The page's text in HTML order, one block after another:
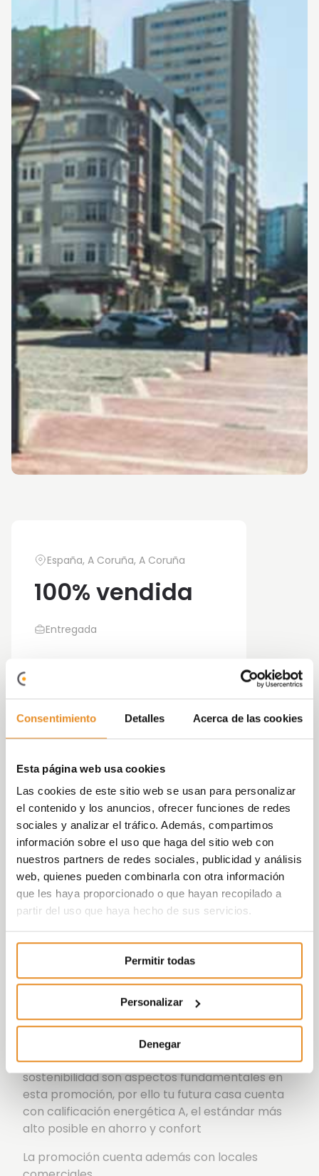
Consentimiento Detalles Acerca de las cookies
Esta página web usa cookies
Las cookies de este sitio web se usan para personalizar
el contenido y los anuncios, ofrecer funciones de redes
sociales y analizar el tráfico. Además, compartimos
información sobre el uso que haga del sitio web con
nuestros partners de redes sociales, publicidad y análisis
web, quienes pueden combinarla con otra información
que les haya proporcionado o que hayan recopilado a
partir del uso que haya hecho de sus servicios.
Permitir todas
Personalizar
Denegar
España, A Coruña, A Coruña
100% vendida
Entregada
¿Te gusta vivir en el centro de A Coruña en la
casa con la que siempre has soñado? Gracias a
Vega, tu sueño ya es una realidad. Pisos en A
Coruña de primera calidad que te permitirá vivir
en una de las mejores zonas de la ciudad, a
escasos minutos a pie del centro histórico.
Como cada persona es diferente, en Vía Célere
hemos diseñado distintas tipologías para cubrir
todas las necesidades: 62 viviendas de 1, 2, 3 y 4
dormitorios con amplios trasteros.
Los pisos de 1 y 2 dormitorios cuentan con una
plaza de garaje mientras que los de 3 y 4
dormitorios disponen de dos plazas. De esta
forma, no tendrás que preocuparte de buscar
aparcamiento cuando llegues cada día a casa,
algo que puede convertirse en un auténtico
quebradero en esta zona de la ciudad.
En esta promoción la calidad, versatilidad y
sostenibilidad son aspectos fundamentales en
esta promoción, por ello tu futura casa cuenta
con calificación energética A, el estándar más
alto posible en ahorro y confort
La promoción cuenta además con locales